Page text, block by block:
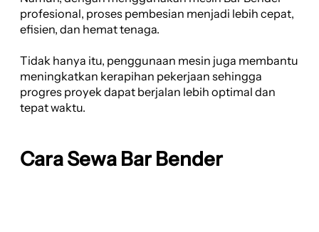
profesional, proses pembesian menjadi lebih cepat,
efisien, dan hemat tenaga.
Tidak hanya itu, penggunaan mesin juga membantu
meningkatkan kerapihan pekerjaan sehingga
progres proyek dapat berjalan lebih optimal dan
tepat waktu.
Cara Sewa Bar Bender